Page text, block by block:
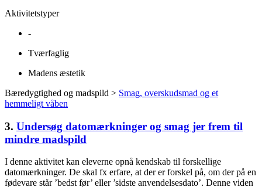
Aktivitetstyper
-
Tværfaglig
Madens æstetik
Bæredygtighed og madspild > Smag, overskudsmad og et
hemmeligt våben
3. Undersøg datomærkninger og smag jer frem til
mindre madspild
I denne aktivitet kan eleverne opnå kendskab til forskellige
datomærkninger. De skal fx erfare, at der er forskel på, om der på en
fødevare står ’bedst før’ eller ’sidste anvendelsesdato’. Denne viden